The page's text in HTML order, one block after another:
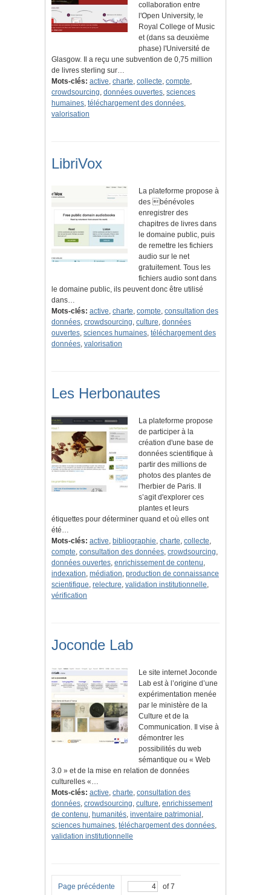
collaboration entre
l'Open University, le
Royal College of Music
et (dans sa deuxième
phase) l'Université de
Glasgow. Il a reçu une subvention de 0,75 million
de livres sterling sur…
Mots-clés: active, charte, collecte, compte,
crowdsourcing, données ouvertes, sciences
humaines, téléchargement des données,
valorisation
LibriVox
La plateforme propose à
des bénévoles
enregistrer des
chapitres de livres dans
le domaine public, puis
de remettre les fichiers
audio sur le net
gratuitement. Tous les
fichiers audio sont dans
le domaine public, ils peuvent donc être utilisé
dans…
Mots-clés: active, charte, compte, consultation des
données, crowdsourcing, culture, données
ouvertes, sciences humaines, téléchargement des
données, valorisation
Les Herbonautes
La plateforme propose
de participer à la
création d'une base de
données scientifique à
partir des millions de
photos des plantes de
l'herbier de Paris. Il
s’agit d'explorer ces
plantes et leurs
étiquettes pour déterminer quand et où elles ont
été…
Mots-clés: active, bibliographie, charte, collecte,
compte, consultation des données, crowdsourcing,
données ouvertes, enrichissement de contenu,
indexation, médiation, production de connaissance
scientifique, relecture, validation institutionnelle,
vérification
Joconde Lab
Le site internet Joconde
Lab est à l’origine d’une
expérimentation menée
par le ministère de la
Culture et de la
Communication. Il vise à
démontrer les
possibilités du web
sémantique ou « Web
3.0 » et de la mise en relation de données
culturelles «…
Mots-clés: active, charte, consultation des
données, crowdsourcing, culture, enrichissement
de contenu, humanités, inventaire patrimonial ,
sciences humaines, téléchargement des données,
validation institutionnelle
Page précédente of 7